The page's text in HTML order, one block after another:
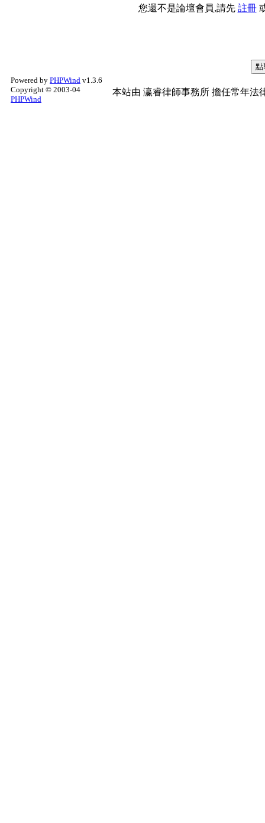
您還不是論壇會員,請先 註冊
Powered by PHPWind v1.3.6
Copyright © 2003-04
PHPWind
本站由 瀛睿律師事務所 擔任常年法